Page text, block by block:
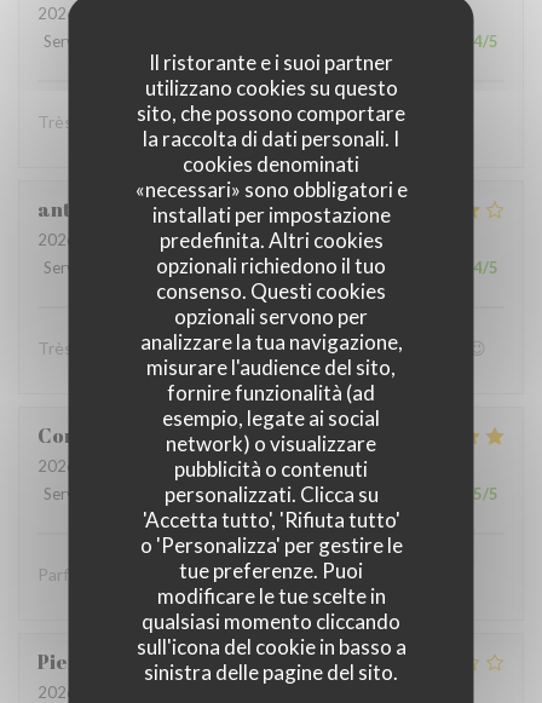
Il ristorante e i suoi partner
utilizzano cookies su questo
sito, che possono comportare
la raccolta di dati personali. I
cookies denominati
«necessari» sono obbligatori e
installati per impostazione
predefinita. Altri cookies
opzionali richiedono il tuo
consenso. Questi cookies
opzionali servono per
analizzare la tua navigazione,
misurare l'audience del sito,
fornire funzionalità (ad
esempio, legate ai social
network) o visualizzare
pubblicità o contenuti
personalizzati. Clicca su
'Accetta tutto', 'Rifiuta tutto'
o 'Personalizza' per gestire le
tue preferenze. Puoi
modificare le tue scelte in
qualsiasi momento cliccando
sull'icona del cookie in basso a
sinistra delle pagine del sito.
2026-07-11
Servizio
4/5
Très convivial , ont mange très bien :)
anthony
2026-07-05
- 19:00 - Ospiti 4
Servizio
Atmosfera: 4 /5 Cucina:5/5 Qualità / Prezzo 4/5
Très bon accueil et patron super sympa Personnel au top😉
Coralie
2026-07-05
- 12:15 - Ospiti 4
Servizio
Atmosfera: 5 /5 Cucina: 5/5 Qualità / Prezzo 5/5
Parfait comme toujours !
Pierre
2026-07-05